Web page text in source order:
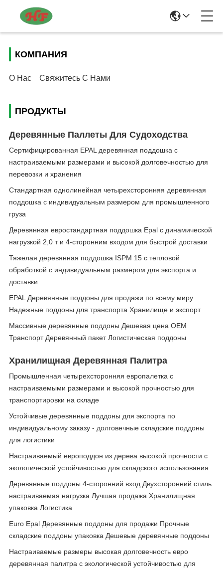
КОМПАНИЯ
О Нас Свяжитесь С Нами
ПРОДУКТЫ
Деревянные Паллеты Для Судоходства
Сертифицированная EPAL деревянная поддошка с
настраиваемыми размерами и высокой долговечностью для
перевозки и хранения
Стандартная однолинейная четырехсторонняя деревянная
поддошка с индивидуальным размером для промышленного
груза
Деревянная евростандартная поддошка Epal с динамической
нагрузкой 2,0 т и 4-сторонним входом для быстрой доставки
Тяжелая деревянная поддошка ISPM 15 с тепловой
обработкой с индивидуальным размером для экспорта и
доставки
EPAL Деревянные поддоны для продажи по всему миру
Надежные поддоны для транспорта Хранилище и экспорт
Массивные деревянные поддоны Дешевая цена OEM
Транспорт Деревянный пакет Логистическая поддоны
Хранилищная Деревянная Палитра
Промышленная четырехсторонняя европалетка с
настраиваемыми размерами и высокой прочностью для
транспортировки на складе
Устойчивые деревянные поддоны для экспорта по
индивидуальному заказу - долговечные складские поддоны
для логистики
Настраиваемый европоддон из дерева высокой прочности с
экологической устойчивостью для складского использования
Деревянные поддоны 4-сторонний вход Двухсторонний стиль
настраиваемая нагрузка Лучшая продажа Хранилищная
упаковка Логистика
Euro Epal Деревянные поддоны для продажи Прочные
складские поддоны упаковка Дешевые деревянные поддоны
Настраиваемые размеры высокая долговечность евро
деревянная палитра с экологической устойчивостью для